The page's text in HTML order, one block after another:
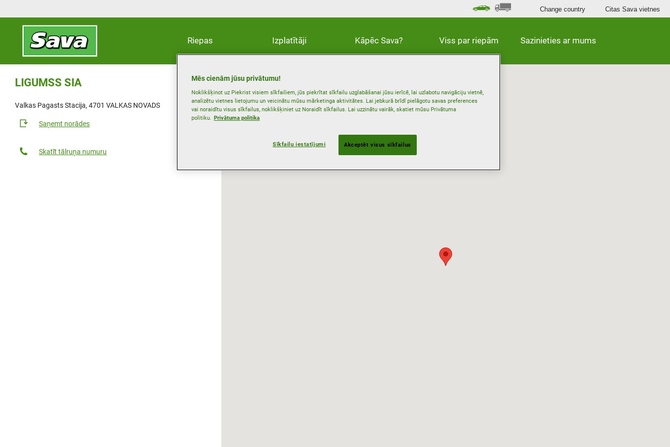
Riepas Izplatītāji Kāpēc Sava? Viss par riepām Sazinieties ar mums
Change country Citas Sava vietnes
LIGUMSS SIA
Valkas Pagasts Stacija, 4701 VALKAS NOVADS
Saņemt norādes
Skatīt tālruņa numuru
Mēs cienām jūsu privātumu!
Noklikšķinot uz Piekrist visiem sīkfailiem, jūs piekrītat sīkfailu uzglabāšanai jūsu ierīcē, lai uzlabotu navigāciju vietnē,
analizētu vietnes lietojumu un veicinātu mūsu mārketinga aktivitātes. Lai jebkurā brīdī pielāgotu savas preferences
vai noraidītu visus sīkfailus, noklikšķiniet uz Noraidīt sīkfailus. Lai uzzinātu vairāk, skatiet mūsu Privātuma
politiku. Privātuma politika
Sīkfailu iestatījumi Akceptēt visus sīkfailus